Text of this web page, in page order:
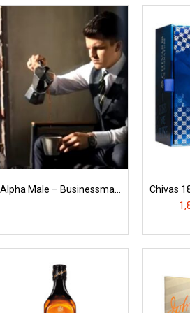
Alpha Male – Businessman
Chivas